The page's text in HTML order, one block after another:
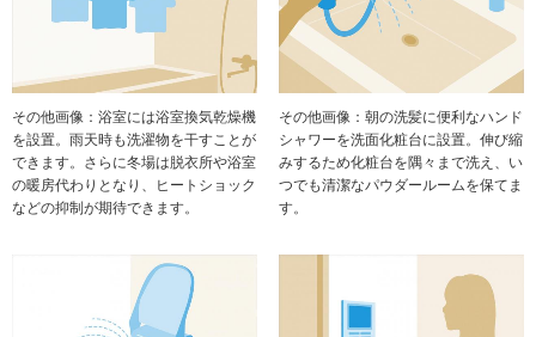
その他画像：浴室には浴室換気乾燥機
を設置。雨天時も洗濯物を干すことが
できます。さらに冬場は脱衣所や浴室
の暖房代わりとなり、ヒートショック
などの抑制が期待できます。
その他画像：朝の洗髪に便利なハンド
シャワーを洗面化粧台に設置。伸び縮
みするため化粧台を隅々まで洗え、い
つでも清潔なパウダールームを保てま
す。